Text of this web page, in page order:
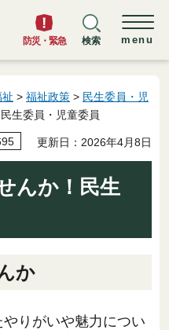
防災・緊急 検索 menu
> 福祉政策 > 民生委員・児
生委員・児童委員
更新日：2026年4月8日
んか！民生
か
りがいや魅力につい